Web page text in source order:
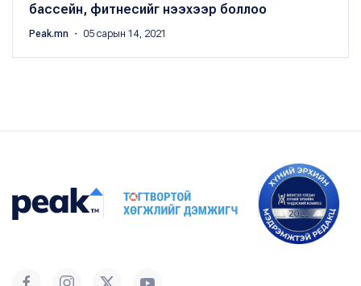
бассейн, фитнесийг нээхээр боллоо
Peak.mn ・ 05 сарын 14, 2021